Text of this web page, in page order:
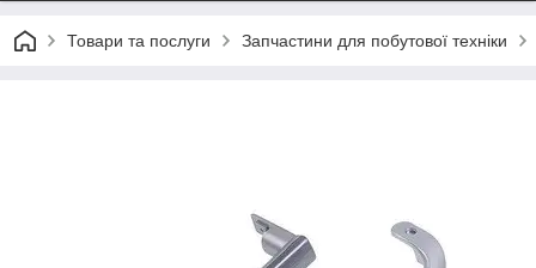
Товари та послуги Запчастини для побутової техніки